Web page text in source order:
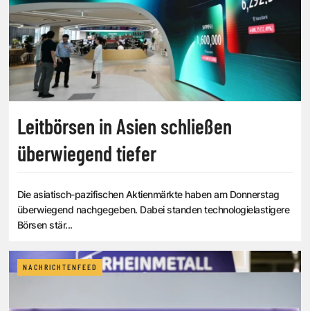
Leitbörsen in Asien schließen
überwiegend tiefer
Die asiatisch-pazifischen Aktienmärkte haben am Donnerstag
überwiegend nachgegeben. Dabei standen technologielastigere
Börsen stär...
NACHRICHTENFEED